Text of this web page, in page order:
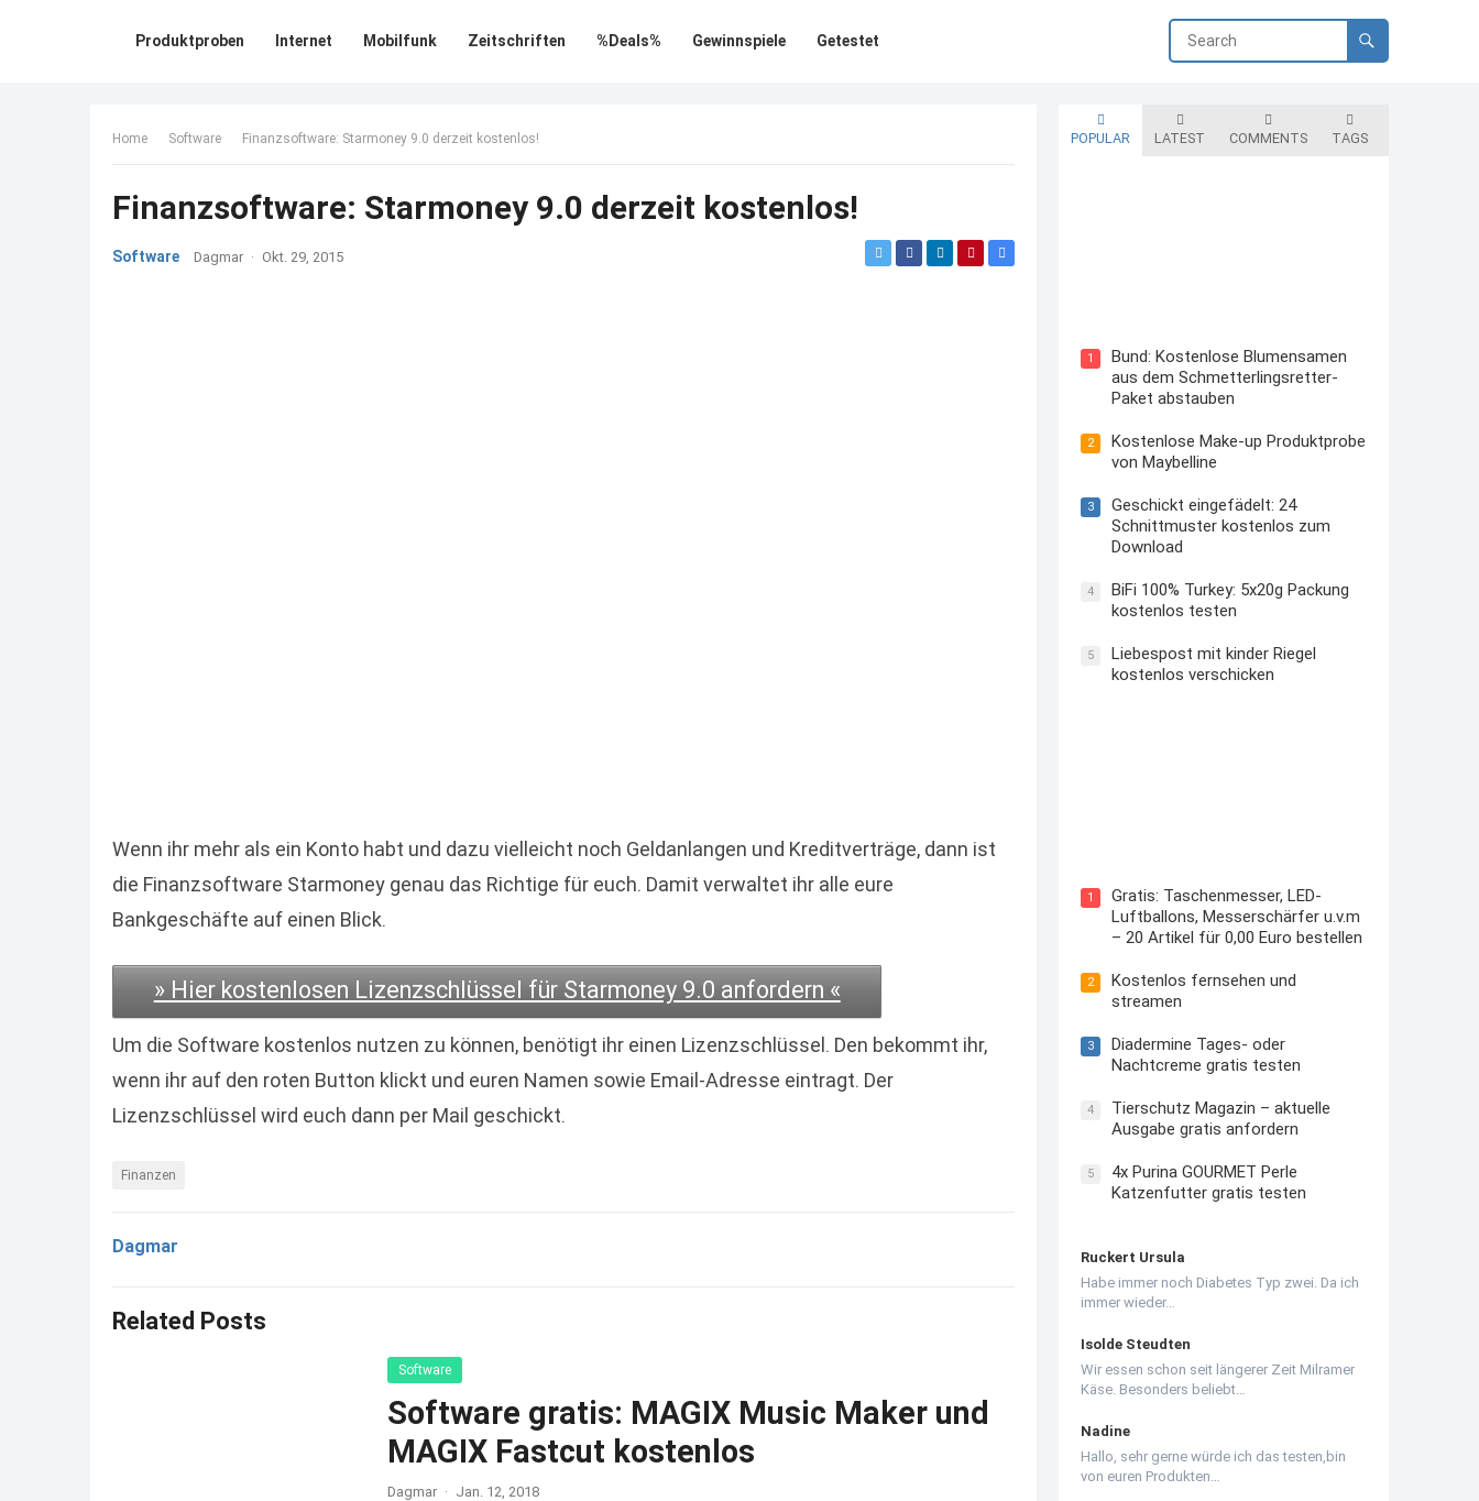
Produktproben Internet Mobilfunk Zeitschriften %Deals% Gewinnspiele Getestet
Home Software Finanzsoftware: Starmoney 9.0 derzeit kostenlos!
Finanzsoftware: Starmoney 9.0 derzeit kostenlos!
Software Dagmar · Okt. 29, 2015
Wenn ihr mehr als ein Konto habt und dazu vielleicht noch Geldanlangen und Kreditverträge, dann ist
die Finanzsoftware Starmoney genau das Richtige für euch. Damit verwaltet ihr alle eure
Bankgeschäfte auf einen Blick.
» Hier kostenlosen Lizenzschlüssel für Starmoney 9.0 anfordern «
Um die Software kostenlos nutzen zu können, benötigt ihr einen Lizenzschlüssel. Den bekommt ihr,
wenn ihr auf den roten Button klickt und euren Namen sowie Email-Adresse eintragt. Der
Lizenzschlüssel wird euch dann per Mail geschickt.
Finanzen
Dagmar
Related Posts
Software
Software gratis: MAGIX Music Maker und
MAGIX Fastcut kostenlos
Dagmar · Jan. 12, 2018
POPULAR LATEST COMMENTS TAGS
1
Bund: Kostenlose Blumensamen
aus dem Schmetterlingsretter-
Paket abstauben
2
Kostenlose Make-up Produktprobe
von Maybelline
3
Geschickt eingefädelt: 24
Schnittmuster kostenlos zum
Download
4
BiFi 100% Turkey: 5x20g Packung
kostenlos testen
5
Liebespost mit kinder Riegel
kostenlos verschicken
1
Gratis: Taschenmesser, LED-
Luftballons, Messerschärfer u.v.m
– 20 Artikel für 0,00 Euro bestellen
2
Kostenlos fernsehen und
streamen
3
Diadermine Tages- oder
Nachtcreme gratis testen
4
Tierschutz Magazin – aktuelle
Ausgabe gratis anfordern
5
4x Purina GOURMET Perle
Katzenfutter gratis testen
Ruckert Ursula
Habe immer noch Diabetes Typ zwei. Da ich
immer wieder…
Isolde Steudten
Wir essen schon seit längerer Zeit Milramer
Käse. Besonders beliebt…
Nadine
Hallo, sehr gerne würde ich das testen,bin
von euren Produkten…